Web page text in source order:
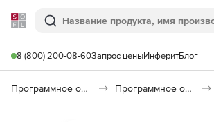
Softline
Поиск
8 (800) 200-08-60Запрос ценыИнферитБлог
Программное обеспечение для работы с файлами и дисками Программное обеспечение для резервного копирования